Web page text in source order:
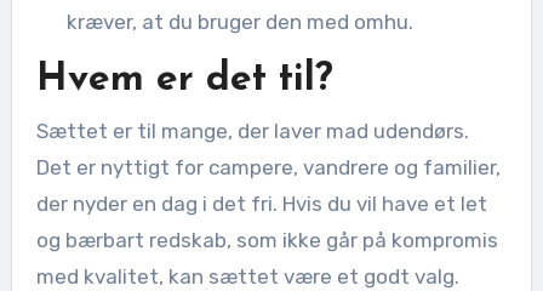
kræver, at du bruger den med omhu.
Hvem er det til?
Sættet er til mange, der laver mad udendørs.
Det er nyttigt for campere, vandrere og familier,
der nyder en dag i det fri. Hvis du vil have et let
og bærbart redskab, som ikke går på kompromis
med kvalitet, kan sættet være et godt valg.